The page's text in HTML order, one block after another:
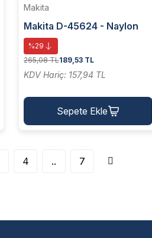
Makita
Makita D-45624 - Naylon
Daire Fırça - 240 Kum 50x6
Mm
%29
265,08 TL189,53 TL
KDV Hariç: 157,94 TL
Sepete Ekle
4 .. 7